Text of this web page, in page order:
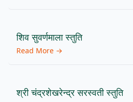
शिव सुवर्णमाला स्तुति
Read More →
श्री चंद्रशेखरेन्द्र सरस्वती स्तुति